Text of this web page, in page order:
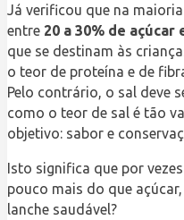
Já verificou que na
entre 20 a 30% de açúcar
que se destinam às
o teor de proteína e de
Pelo contrário, o sal deve
como o teor de sal é tão
objetivo: sabor e
Isto significa que por
pouco mais do que
lanche saudável?